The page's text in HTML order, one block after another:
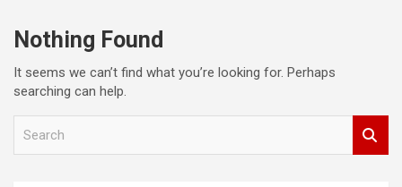
Nothing Found
It seems we can’t find what you’re looking for. Perhaps
searching can help.